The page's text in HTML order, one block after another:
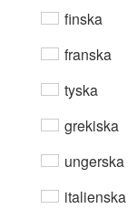
finska
franska
tyska
grekiska
ungerska
italienska